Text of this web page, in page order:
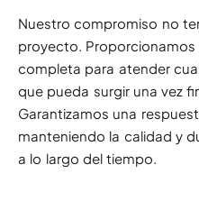
Nuestro compromiso no
proyecto.
completa para atender
que pueda surgir una vez
Garantizamos una
manteniendo la calidad y
a lo largo del tiempo.